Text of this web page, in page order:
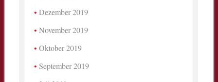
Dezember 2019
November 2019
Oktober 2019
September 2019